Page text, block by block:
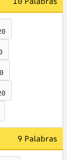
9 Palabras